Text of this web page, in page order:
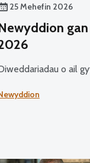
25 Mehefin 2026
o ail